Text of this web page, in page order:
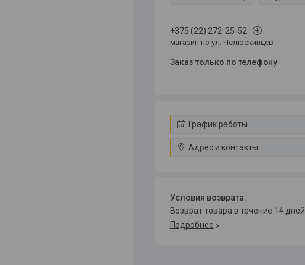
+375 (22) 272-25-52
магазин по ул. Челюскинцев
Заказ только по телефону
График работы
Адрес и контакты
возврат товара в течение 14 дней
Подробнее